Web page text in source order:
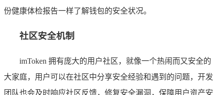
份健康体检报告一样了解钱包的安全状况。
社区安全机制
imToken 拥有庞大的用户社区，就像一个热闹而又安全的
大家庭，用户可以在社区中分享安全经验和遇到的问题，开发
团队也会及时响应社区反馈，修复安全漏洞，保障用户资产安